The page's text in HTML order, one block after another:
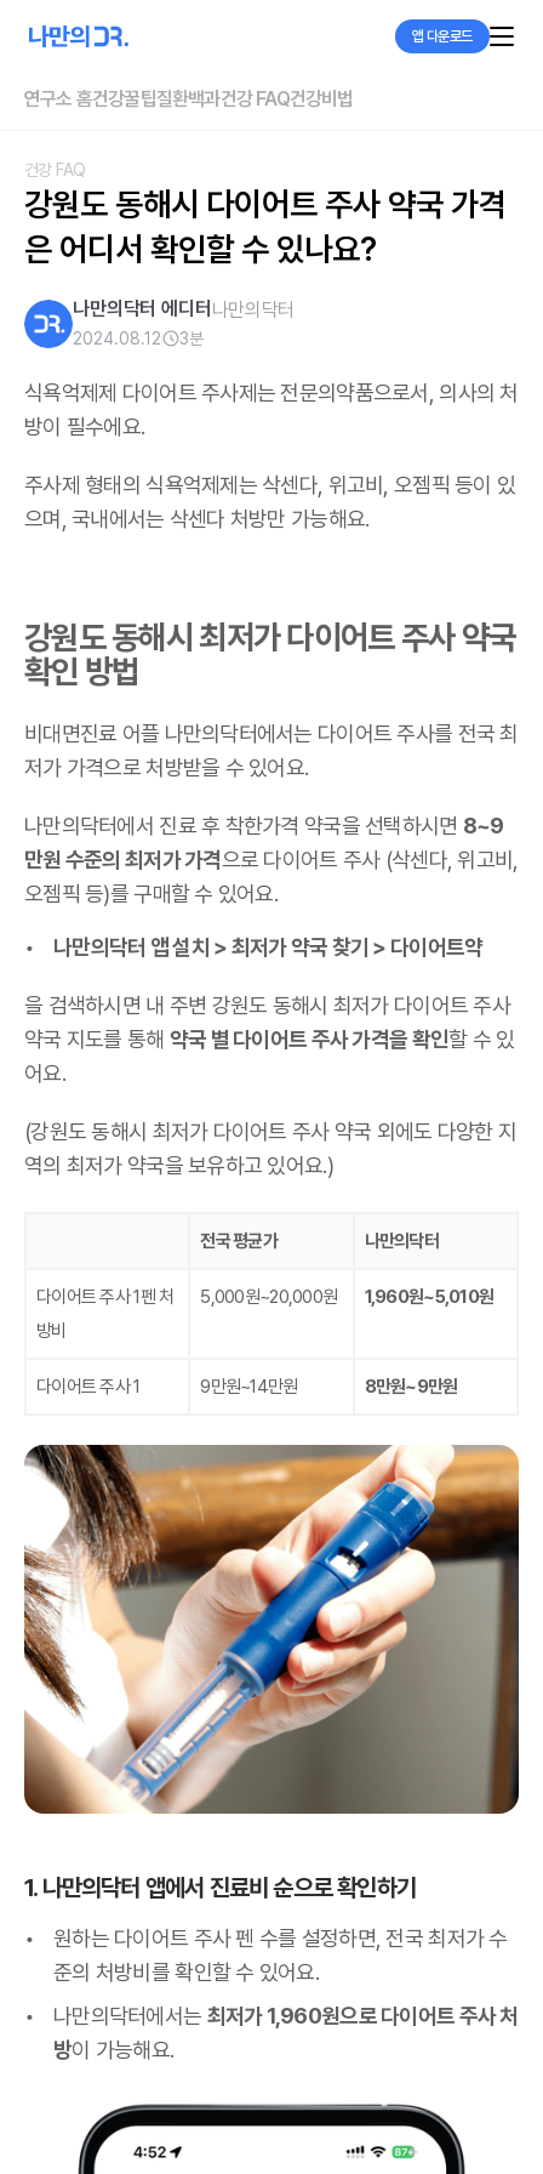
앱 다운로드
연구소 홈건강꿀팁질환백과건강 FAQ건강비법
건강 FAQ
강원도 동해시 다이어트 주사 약국 가격
은 어디서 확인할 수 있나요?
나만의닥터 에디터 나만의닥터
2024.08.12 3분
식욕억제제 다이어트 주사제는 전문의약품으로서, 의사의 처
방이 필수에요.
주사제 형태의 식욕억제제는 삭센다, 위고비, 오젬픽 등이 있
으며,국내에서는 삭센다 처방만 가능해요.
강원도 동해시 최저가 다이어트 주사 약국
확인 방법
비대면진료 어플 나만의닥터에서는 다이어트 주사를 전국 최
저가 가격으로 처방받을 수 있어요.
나만의닥터에서 진료 후 착한가격 약국을 선택하시면 8~9
만원 수준의 최저가 가격으로 다이어트 주사 (삭센다, 위고비,
오젬픽 등)를 구매할 수 있어요.
나만의닥터 앱 설치 > 최저가 약국 찾기 > 다이어트약
을 검색하시면 내 주변 강원도 동해시 최저가 다이어트 주사
약국 지도를 통해 약국 별 다이어트 주사 가격을 확인할 수 있
어요.
(강원도 동해시 최저가 다이어트 주사 약국 외에도 다양한 지
역의 최저가 약국을 보유하고 있어요.)
전국 평균가 나만의닥터
다이어트 주사 1펜 처
방비
5,000원~20,000원 1,960원~5,010원
다이어트 주사 1 9만원~14만원 8만원~9만원
1. 나만의닥터 앱에서 진료비 순으로 확인하기
원하는 다이어트 주사 펜 수를 설정하면, 전국 최저가 수
준의 처방비를 확인할 수 있어요.
나만의닥터에서는 최저가 1,960원으로 다이어트 주사 처
방이 가능해요.